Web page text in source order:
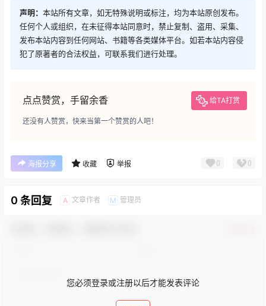
声明： 本站所有文章，如无特殊说明或标注，均为本站原创发布。
任何个人或组织，在未征得本站同意时，禁止复制、盗用、采集、
发布本站内容到任何网站、书籍等各类媒体平台。如若本站内容侵
犯了原著者的合法权益，可联系我们进行处理。
点点赞赏，手留余香 给TA打赏
还没有人赞赏，快来当第一个赞赏的人吧！
海报分享 收藏 举报 0 0
0 条回复 A 文章作者 M 管理员
您必须登录或注册以后才能发表评论